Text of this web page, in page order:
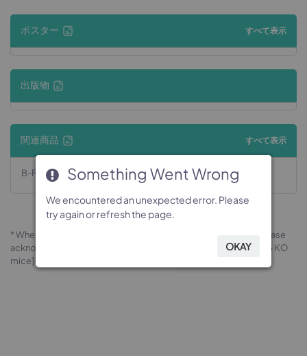
ポスター すべて表示
出版物
関連商品 すべて表示
B-Fbxl5 KO mice
* When publishing results obtained using this animal model, please
acknowledge the source as follows: The animal model [B-Fbxl5 KO
mice] (Cat# 170645) was purchased from Biocytogen.
Something Went Wrong
We encountered an unexpected error. Please
try again or refresh the page.
OKAY
Something Went Wrong
We encountered an unexpected error. Please
try again or refresh the page.
OKAY
Something Went Wrong
We encountered an unexpected error. Please
try again or refresh the page.
OKAY
Something Went Wrong
We encountered an unexpected error. Please
try again or refresh the page.
OKAY